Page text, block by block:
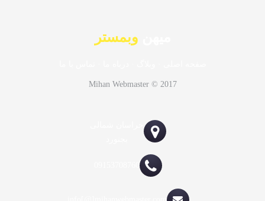
وبمستر
Mihan Webmaster © 2017